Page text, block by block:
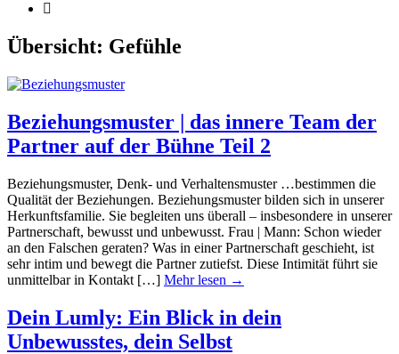
Übersicht: Gefühle
Beziehungsmuster | das innere Team der
Partner auf der Bühne Teil 2
Beziehungsmuster, Denk- und Verhaltensmuster …bestimmen die
Qualität der Beziehungen. Beziehungsmuster bilden sich in unserer
Herkunftsfamilie. Sie begleiten uns überall – insbesondere in unserer
Partnerschaft, bewusst und unbewusst. Frau | Mann: Schon wieder
an den Falschen geraten? Was in einer Partnerschaft geschieht, ist
sehr intim und bewegt die Partner zutiefst. Diese Intimität führt sie
unmittelbar in Kontakt […] Mehr lesen →
Dein Lumly: Ein Blick in dein
Unbewusstes, dein Selbst